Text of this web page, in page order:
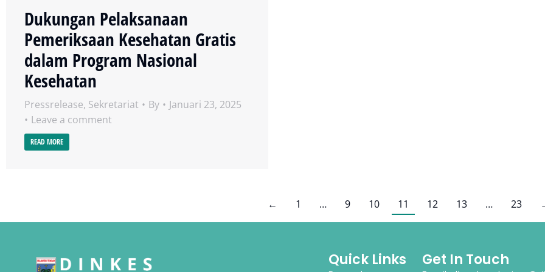
Dukungan Pelaksanaan
Pemeriksaan Kesehatan Gratis
dalam Program Nasional
Kesehatan
Pressrelease, Sekretariat By
Januari 23, 2025
Leave a comment
READ MORE
← 1 … 9 10 11 12 13 … 23
Quick Links Get In Touch